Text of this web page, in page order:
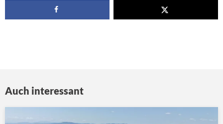
Auch interessant